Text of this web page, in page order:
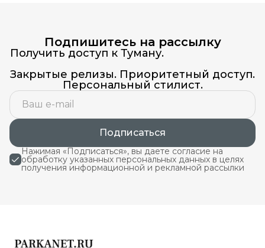
Подпишитесь на рассылку
Получить доступ к Туману.
Закрытые релизы. Приоритетный доступ.
Персональный стилист.
Подписаться
Нажимая «Подписаться», вы даете согласие на
обработку указанных персональных данных в целях
получения информационной и рекламной рассылки